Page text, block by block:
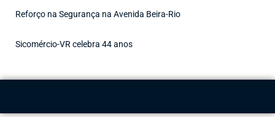
Reforço na Segurança na Avenida Beira-Rio
Sicomércio-VR celebra 44 anos